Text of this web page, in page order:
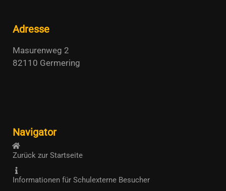
Adresse
Masurenweg 2
82110 Germering
Navigator
Zurück zur Startseite
Informationen für Schulexterne Besucher